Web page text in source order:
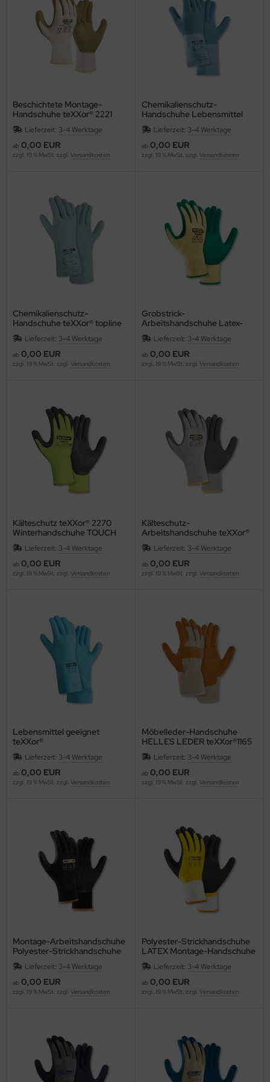
Beschichtete Montage-
Handschuhe teXXor® 2221
Grobstrick-Handschuh
GREEN PROTECT
hitzebeständig
Lieferzeit: 3-4 Werktage
ab 0,00 EUR
zzgl. 19 % MwSt. zzgl. Versandkosten
Chemikalienschutz-
Handschuhe Lebensmittel
teXXor® topline NATURLATEX
30 cm GERAUT 2250
Lieferzeit: 3-4 Werktage
ab 0,00 EUR
zzgl. 19 % MwSt. zzgl. Versandkosten
Chemikalienschutz-
Handschuhe teXXor® topline
blau lebensmittel geeignet
NATURLATEX 2240
Lieferzeit: 3-4 Werktage
ab 0,00 EUR
zzgl. 19 % MwSt. zzgl. Versandkosten
Grobstrick-
Arbeitshandschuhe Latex-
Beschichtung grün teXXor®
2207 Universal-Handschuhe
Lieferzeit: 3-4 Werktage
ab 0,00 EUR
zzgl. 19 % MwSt. zzgl. Versandkosten
Kälteschutz teXXor® 2270
Winterhandschuhe TOUCH
Lieferzeit: 3-4 Werktage
ab 0,00 EUR
zzgl. 19 % MwSt. zzgl. Versandkosten
Kälteschutz-
Arbeitshandschuhe teXXor®
2209 Winterhandschuhe
WINTER GRIP
Lieferzeit: 3-4 Werktage
ab 0,00 EUR
zzgl. 19 % MwSt. zzgl. Versandkosten
Lebensmittel geeignet
teXXor®
Haushaltshandschuhe
NATURLATEX blau 2225 PSA
30 cm
Lieferzeit: 3-4 Werktage
ab 0,00 EUR
zzgl. 19 % MwSt. zzgl. Versandkosten
Möbelleder-Handschuhe
HELLES LEDER teXXor®1165
Lieferzeit: 3-4 Werktage
ab 0,00 EUR
zzgl. 19 % MwSt. zzgl. Versandkosten
Montage-Arbeitshandschuhe
Polyester-Strickhandschuhe
LATEX-beschichtet teXXor®
2425Lieferzeit: 3-4 Werktage
ab 0,00 EUR
zzgl. 19 % MwSt. zzgl. Versandkosten
Polyester-Strickhandschuhe
LATEX Montage-Handschuhe
texxor
Lieferzeit: 3-4 Werktage
ab 0,00 EUR
zzgl. 19 % MwSt. zzgl. Versandkosten